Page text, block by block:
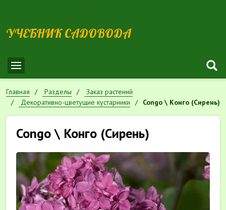
УЧЕБНИК САДОВОДА
Главная Разделы
Заказ растений
Декоративно-цветущие кустарники
Congo \ Конго (Сирень)
Congo \ Конго (Сирень)